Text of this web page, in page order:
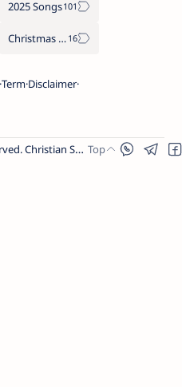
2025 Songs
Christmas Songs
Term Disclaimer
© 2025 JesusSongs4u - All rights reserved. Christian Songs | Bible-based Lyrics | Worship Music.